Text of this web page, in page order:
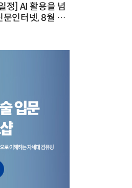
정] AI 활용을 넘
인터넷, 8월 실